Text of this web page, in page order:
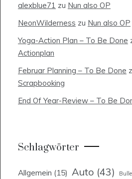
alexblue71 zu Nun also OP
NeonWilderness zu Nun also OP
Yoga-Action Plan – To Be Done
Actionplan
Februar Planning – To Be Done
Scrapbooking
End Of Year-Review – To Be
Schlagwörter
Allgemein (15) Auto (43)